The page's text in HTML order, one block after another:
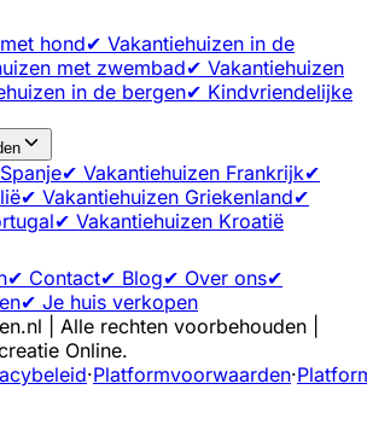
hond✔ Vakantiehuizen in de
met zwembad✔ Vakantiehuizen
in de bergen✔ Kindvriendelijke
✔ Vakantiehuizen Frankrijk✔
✔ Vakantiehuizen Griekenland✔
✔ Vakantiehuizen Kroatië
✔ Contact✔ Blog✔ Over ons✔
✔ Je huis verkopen
| Alle rechten voorbehouden |
Online.
·Platformvoorwaarden·